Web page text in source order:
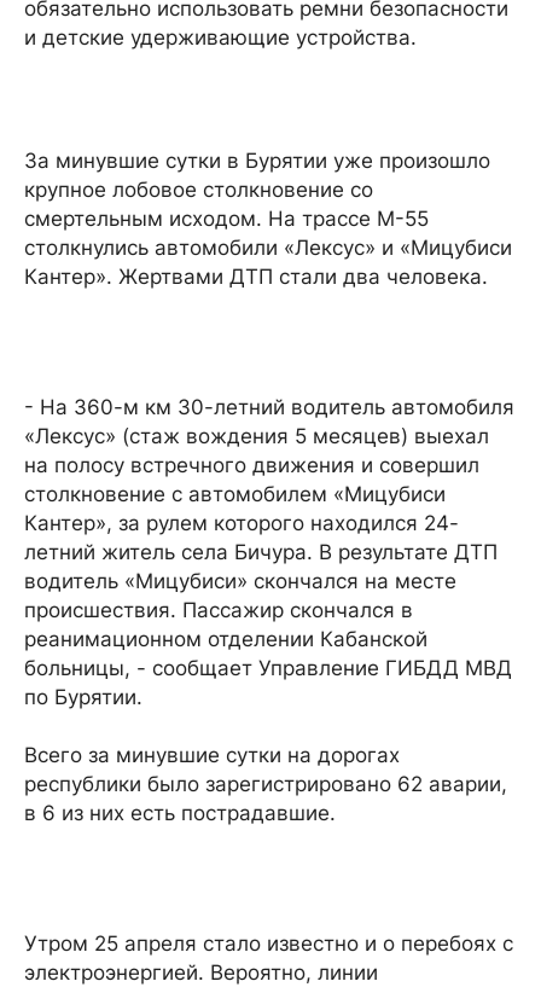
обязательно использовать ремни безопасности
и детские удерживающие устройства.
За минувшие сутки в Бурятии уже произошло
крупное лобовое столкновение со
смертельным исходом. На трассе М-55
столкнулись автомобили «Лексус» и «Мицубиси
Кантер». Жертвами ДТП стали два человека.
- На 360-м км 30-летний водитель автомобиля
«Лексус» (стаж вождения 5 месяцев) выехал
на полосу встречного движения и совершил
столкновение с автомобилем «Мицубиси
Кантер», за рулем которого находился 24-
летний житель села Бичура. В результате ДТП
водитель «Мицубиси» скончался на месте
происшествия. Пассажир скончался в
реанимационном отделении Кабанской
больницы, - сообщает Управление ГИБДД МВД
по Бурятии.
Всего за минувшие сутки на дорогах
республики было зарегистрировано 62 аварии,
в 6 из них есть пострадавшие.
Утром 25 апреля стало известно и о перебоях с
электроэнергией. Вероятно, линии